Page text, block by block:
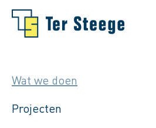
Wat we doen
Projecten